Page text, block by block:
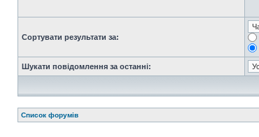
Сортувати результати за:
Шукати повідомлення за останні:
Список форумів